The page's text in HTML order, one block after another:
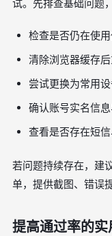
试。先排查基础问题
检查是否仍在使
清除浏览器缓存
尝试更换为常用
确认账号实名信
查看是否存在短
若问题持续存在，建
单，提供截图、错误
提高通过率的实